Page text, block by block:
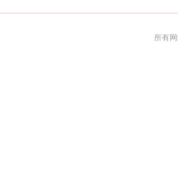
所有